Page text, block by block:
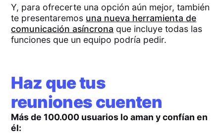
Y, para ofrecerte una opción aún mejor, también
te presentaremos una nueva herramienta de
comunicación asíncrona que incluye todas las
funciones que un equipo podría pedir.
Haz que tus
reuniones cuenten
Más de 100.000 usuarios lo aman y confían en
él: